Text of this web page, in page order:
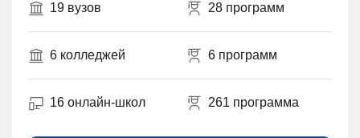
19 вузов 28 программ
6 колледжей 6 программ
16 онлайн-школ 261 программа